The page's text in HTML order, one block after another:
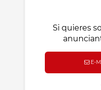
Si quieres
E-